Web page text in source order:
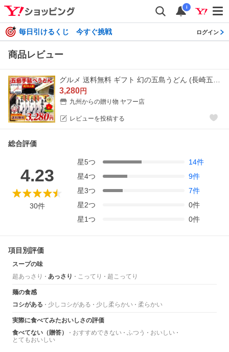
i
毎日引けるくじ 今すぐ挑戦 ログイン
商品レビュー
3,280円
九州からの贈り物 ヤフー店
レビューを投稿する
総合評価
4.23
30件
星5つ 14件
星4つ 9件
星3つ 7件
星2つ 0件
星1つ 0件
項目別評価
スープの味
超あっさり
あっさり こってり 超こってり
麺の食感
コシがある
少しコシがある 少し柔らかい 柔らかい
実際に食べてみたおいしさの評価
食べてない（贈答）
おすすめできない ふつう
おいしい
とてもおいしい